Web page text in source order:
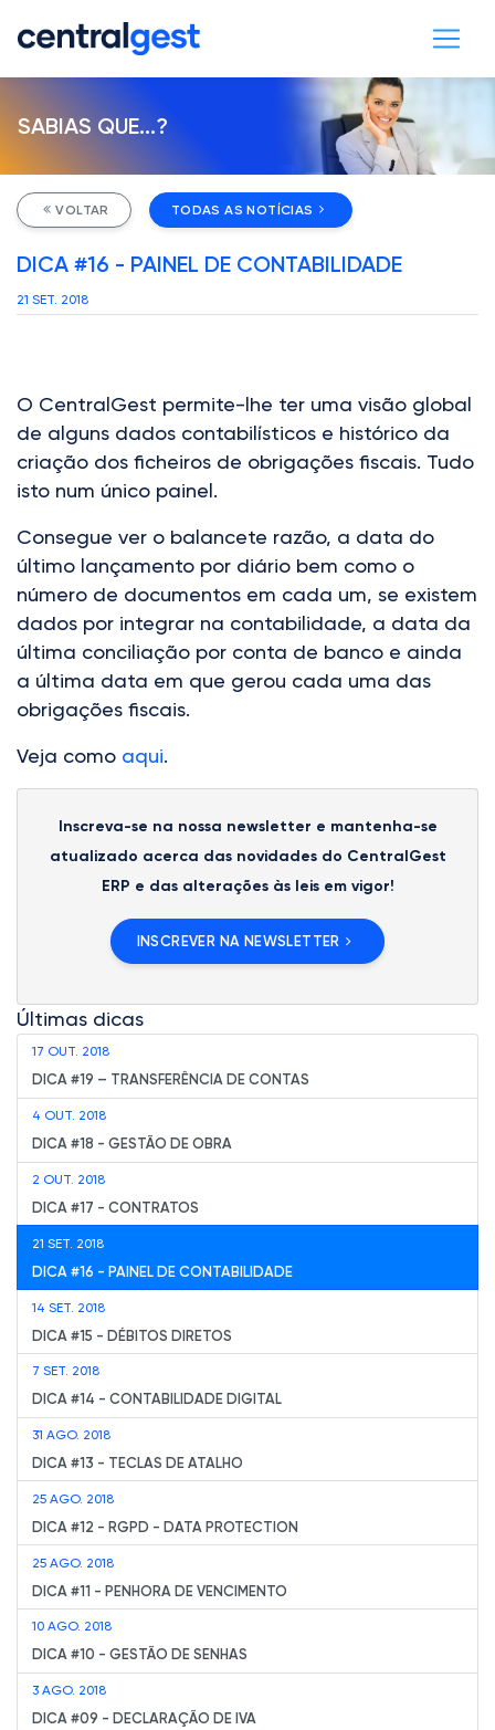
SABIAS QUE...?
VOLTAR TODAS AS NOTÍCIAS
DICA #16 - PAINEL DE CONTABILIDADE
21 SET. 2018
O CentralGest permite-lhe ter uma visão global
de alguns dados contabilísticos e histórico da
criação dos ficheiros de obrigações fiscais. Tudo
isto num único painel.
Consegue ver o balancete razão, a data do
último lançamento por diário bem como o
número de documentos em cada um, se existem
dados por integrar na contabilidade, a data da
última conciliação por conta de banco e ainda
a última data em que gerou cada uma das
obrigações fiscais.
Veja como aqui.
Inscreva-se na nossa newsletter e mantenha-se
atualizado acerca das novidades do CentralGest
ERP e das alterações às leis em vigor!
INSCREVER NA NEWSLETTER
Últimas dicas
17 OUT. 2018
DICA #19 – TRANSFERÊNCIA DE CONTAS
4 OUT. 2018
DICA #18 - GESTÃO DE OBRA
2 OUT. 2018
DICA #17 - CONTRATOS
21 SET. 2018
DICA #16 - PAINEL DE CONTABILIDADE
14 SET. 2018
DICA #15 - DÉBITOS DIRETOS
7 SET. 2018
DICA #14 - CONTABILIDADE DIGITAL
31 AGO. 2018
DICA #13 - TECLAS DE ATALHO
25 AGO. 2018
DICA #12 - RGPD - DATA PROTECTION
25 AGO. 2018
DICA #11 - PENHORA DE VENCIMENTO
10 AGO. 2018
DICA #10 - GESTÃO DE SENHAS
3 AGO. 2018
DICA #09 - DECLARAÇÃO DE IVA